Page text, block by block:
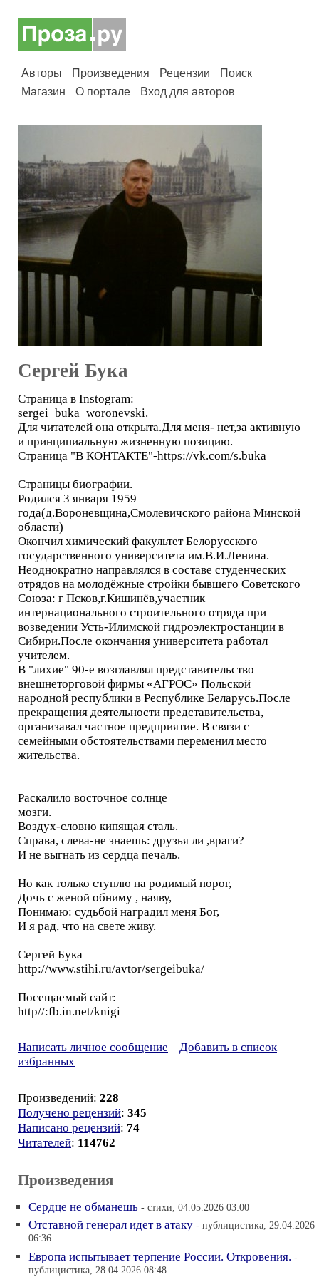
Авторы Произведения Рецензии
Поиск
Магазин
О портале Вход для авторов
Сергей Бука
Страница в Instogram:
sergei_buka_woronevski.
Для читателей она открыта.Для меня- нет,за активную
и принципиальную жизненную позицию.
Страница "В КОНТАКТЕ"-https://vk.com/s.buka
Страницы биографии.
Родился 3 января 1959
года(д.Вороневщина,Смолевичского района Минской
области)
Окончил химический факультет Белорусского
государственного университета им.В.И.Ленина.
Неоднократно направлялся в составе студенческих
отрядов на молодёжные стройки бывшего Советского
Союза: г Псков,г.Кишинёв,участник
интернационального строительного отряда при
возведении Усть-Илимской гидроэлектростанции в
Сибири.После окончания университета работал
учителем.
В "лихие" 90-е возглавлял представительство
внешнеторговой фирмы «АГРОС» Польской
народной республики в Республике Беларусь.После
прекращения деятельности представительства,
организавал частное предприятие. В связи с
семейными обстоятельствами переменил место
жительства.
Раскалило восточное солнце
мозги.
Воздух-словно кипящая сталь.
Справа, слева-не знаешь: друзья ли ,враги?
И не выгнать из сердца печаль.
Но как только ступлю на родимый порог,
Дочь с женой обниму , наяву,
Понимаю: судьбой наградил меня Бог,
И я рад, что на свете живу.
Сергей Бука
http://www.stihi.ru/avtor/sergeibuka/
Посещаемый сайт:
http//:fb.in.net/knigi
Написать личное сообщение
Добавить в список
избранных
Произведений: 228
Получено рецензий: 345
Написано рецензий: 74
Читателей: 114762
Произведения
Сердце не обманешь - стихи, 04.05.2026 03:00
Отставной генерал идет в атаку - публицистика, 29.04.2026
06:36
Европа испытывает терпение России. Откровения. -
публицистика, 28.04.2026 08:48